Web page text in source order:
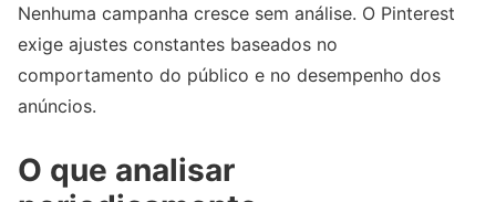
Nenhuma campanha cresce sem análise. O Pinterest
exige ajustes constantes baseados no
comportamento do público e no desempenho dos
anúncios.
O que analisar